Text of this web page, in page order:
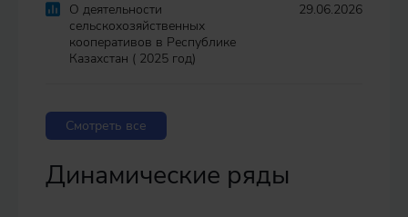
О деятельности
сельскохозяйственных
кооперативов в Республике
Казахстан ( 2025 год)
29.06.2026
Смотреть все
Динамические ряды